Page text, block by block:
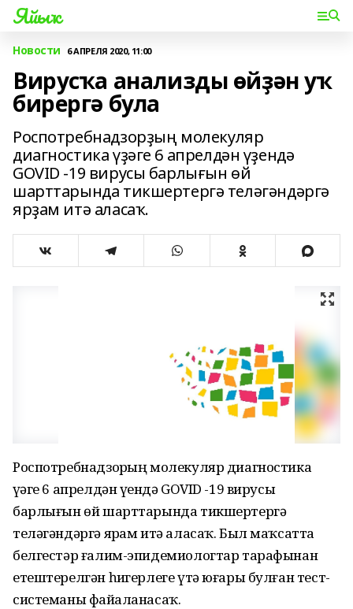
Яйыҡ
Новости 6 АПРЕЛЯ 2020, 11:00
Вирусҡа анализды өйҙән уҡ
бирергә була
Роспотребнадзорҙың молекуляр
диагностика үҙәге 6 апрелдән үҙендә
GOVID -19 вирусы барлығын өй
шарттарында тикшертергә теләгәндәргә
ярҙам итә аласаҡ.
Роспотребнадзорҙың молекуляр диагностика
үҙәге 6 апрелдән үҙендә GOVID -19 вирусы
барлығын өй шарттарында тикшертергә
теләгәндәргә ярҙам итә аласаҡ. Был маҡсатта
белгестәр ғалим-эпидемиологтар тарафынан
етештерелгән һиҙгерлеге үтә юғары булған тест-
системаны файҙаланасаҡ.